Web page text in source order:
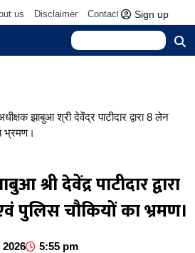
us Disclaimer Contact us Sign up
झाबुआ श्री देवेंद्र पाटीदार द्वारा 8 लेन
भ्रमण।
श्री देवेंद्र पाटीदार द्वारा
पुलिस चौकियों का भ्रमण।
2026 5:55 pm